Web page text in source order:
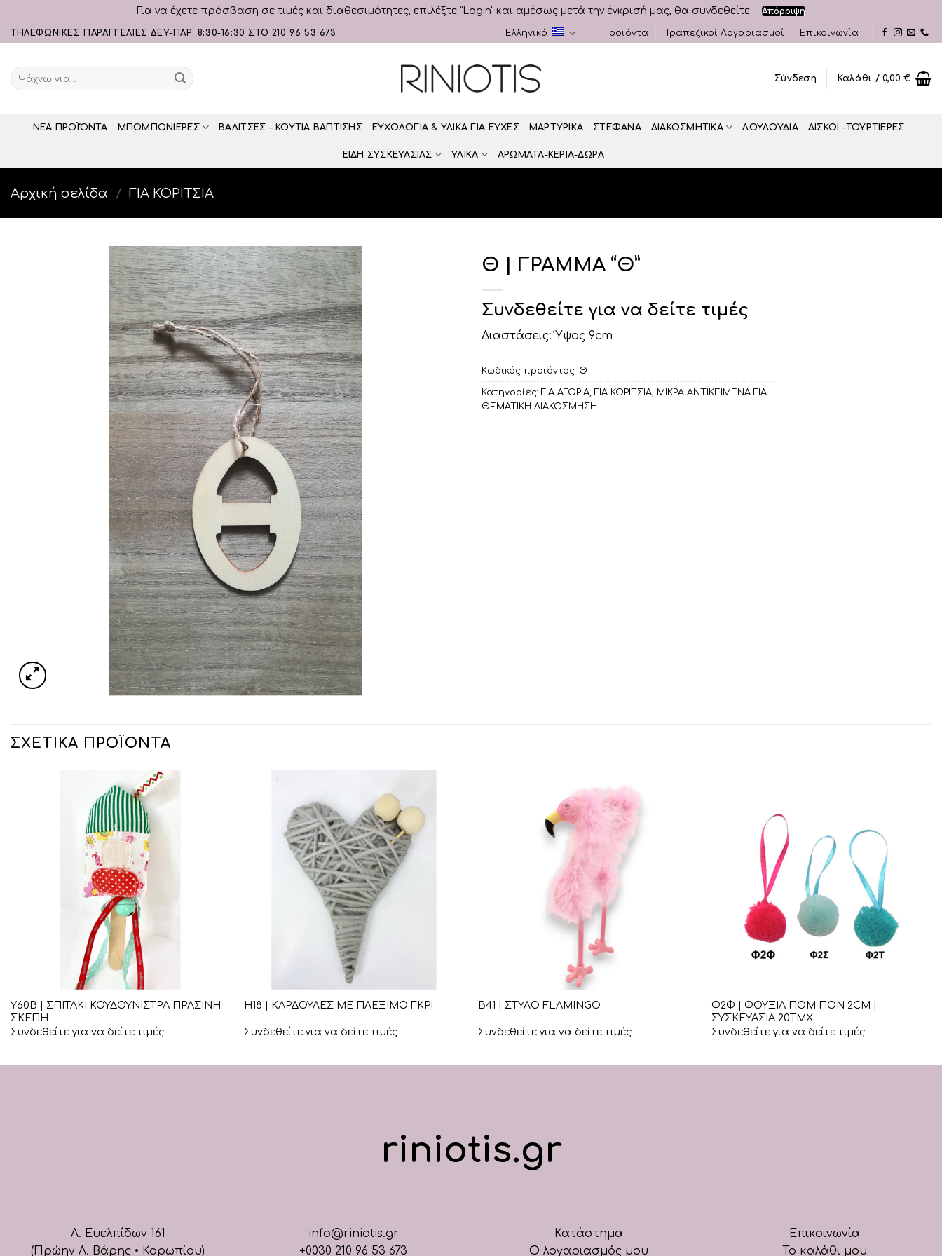
Για να έχετε πρόσβαση σε τιμές και διαθεσιμότητες, επιλέξτε "Login" και αμέσως μετά την έγκρισή μας, θα συνδεθείτε. Απόρριψη
Skip
to
content
ΤΗΛΕΦΩΝΙΚΕΣ ΠΑΡΑΓΓΕΛΙΕΣ ΔΕΥ-ΠΑΡ: 8:30-16:30 ΣΤΟ 210 96 53 673 Ελληνικά Προϊόντα Τραπεζικοί Λογαριασμοί Επικοινωνία
Αναζήτηση
για:
Σύνδεση Καλάθι /0,00€
ΝΕΑ ΠΡΟΪΌΝΤΑ ΜΠΟΜΠΟΝΙΕΡΕΣ ΒΑΛΙΤΣΕΣ – ΚΟΥΤΙΑ ΒΑΠΤΙΣΗΣ ΕΥΧΟΛΟΓΙΑ & ΥΛΙΚΑ ΓΙΑ ΕΥΧΕΣ ΜΑΡΤΥΡΙΚΑ ΣΤΕΦΑΝΑ ΔΙΑΚΟΣΜΗΤΙΚA ΛΟΥΛΟΥΔΙΑ ΔΙΣΚΟΙ -ΤΟΥΡΤΙΕΡΕΣ
ΕΙΔΗ ΣΥΣΚΕΥΑΣΙΑΣ ΥΛΙΚΑ ΑΡΩΜΑΤΑ-ΚΕΡΙΑ-ΔΩΡΑ
Αρχική σελίδα / ΓΙΑ ΚΟΡΙΤΣΙΑ
Θ | ΓΡΑΜΜΑ “Θ”
Συνδεθείτε για να δείτε τιμές
Διαστάσεις: Ύψος 9cm
Κωδικός προϊόντος: Θ
Κατηγορίες: ΓΙΑ ΑΓΟΡΙΑ, ΓΙΑ ΚΟΡΙΤΣΙΑ, ΜΙΚΡΑ ΑΝΤΙΚΕΙΜΕΝΑ ΓΙΑ
ΘΕΜΑΤΙΚΗ ΔΙΑΚΟΣΜΗΣΗ
ΣΧΕΤΙΚΆ ΠΡΟΪΌΝΤΑ
Υ60Β | ΣΠΙΤΑΚΙ ΚΟΥΔΟΥΝΙΣΤΡΑ ΠΡΑΣΙΝΗ
ΣΚΕΠΗ
Συνδεθείτε για να δείτε τιμές
Η18 | ΚΑΡΔΟΥΛΕΣ ΜΕ ΠΛΕΞΙΜΟ ΓΚΡΙ
Συνδεθείτε για να δείτε τιμές
Β41 | ΣΤΥΛΟ FLAMINGO
Συνδεθείτε για να δείτε τιμές
Φ2Φ | ΦΟΥΞΙΑ ΠΟΜ ΠΟΝ 2CM |
ΣΥΣΚΕΥΑΣΙΑ 20ΤΜΧ
Συνδεθείτε για να δείτε τιμές
riniotis.gr
Λ. Ευελπίδων 161
(Πρώην Λ. Βάρης • Κορωπίου)
info@riniotis.gr
+0030 210 96 53 673
Κατάστημα
Ο λογαριασμός μου
Επικοινωνία
Το καλάθι μου